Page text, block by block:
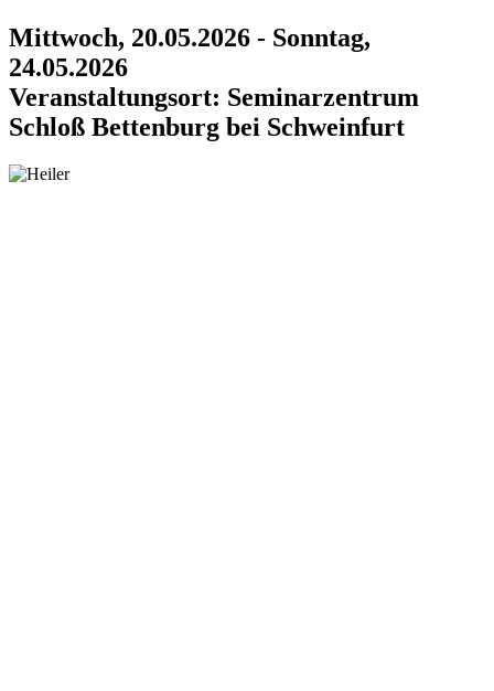
Mittwoch, 20.05.2026 - Sonntag,
24.05.2026
Veranstaltungsort: Seminarzentrum
Schloß Bettenburg bei Schweinfurt